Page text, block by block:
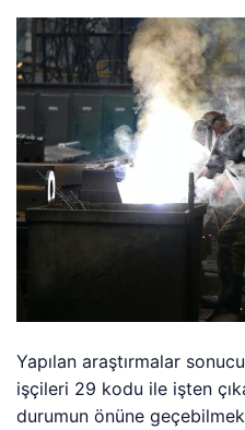
Yapılan araştırmalar
işçileri 29 kodu ile işten
durumun önüne